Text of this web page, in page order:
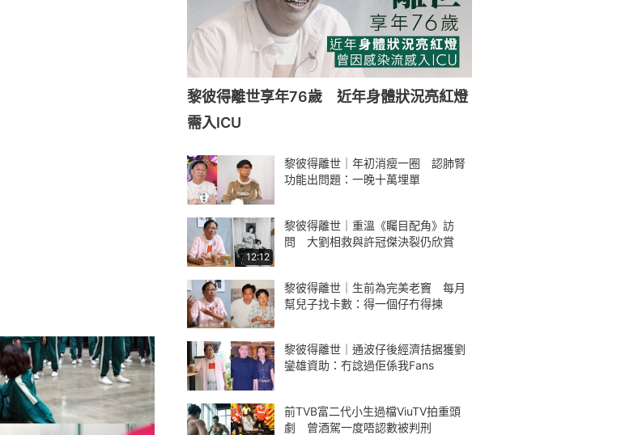
黎彼得離世享年76歲 近年身體狀況亮紅燈
需入ICU
黎彼得離世｜年初消瘦一圈 認肺腎
功能出問題：一晚十萬埋單
12:12
黎彼得離世｜重溫《矚目配角》訪
問 大劉相救與許冠傑決裂仍欣賞
黎彼得離世｜生前為完美老竇 每月
幫兒子找卡數：得一個仔冇得揀
黎彼得離世｜通波仔後經濟拮据獲劉
鑾雄資助：冇諗過佢係我Fans
前TVB富二代小生過檔ViuTV拍重頭
劇 曾酒駕一度唔認數被判刑